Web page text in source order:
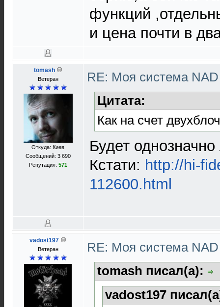
функций
и цена почти в
tomash
Ветеран
Откуда: Киев
Сообщений: 3 690
Репутация: 571
RE: Моя система
Цитата:
Как на счет
Будет
Кстати: http://hi-
112600.html
vadost197
Ветеран
RE: Моя система
tomash писал(а):
vadost197